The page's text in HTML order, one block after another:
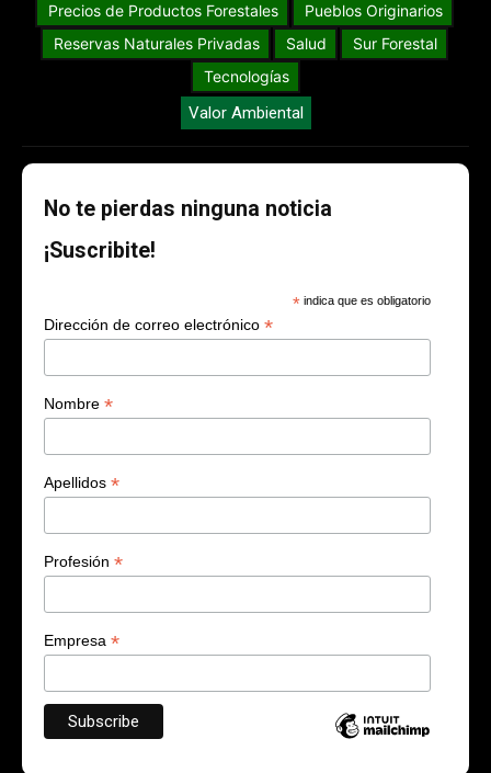
Precios de Productos Forestales
Pueblos Originarios
Reservas Naturales Privadas
Salud
Sur Forestal
Tecnologías
Valor Ambiental
No te pierdas ninguna noticia
¡Suscribite!
* indica que es obligatorio
Dirección de correo electrónico *
Nombre *
Apellidos *
Profesión *
Empresa *